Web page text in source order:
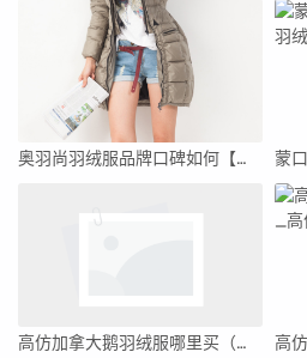
奥羽尚羽绒服品牌口碑如何【奥羽尚羽绒服品牌口碑】
高仿加拿大鹅羽绒服哪里买（三大高仿穿加拿大鹅）